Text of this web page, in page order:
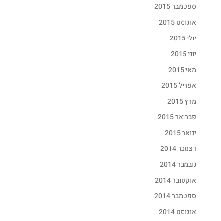
ספטמבר 2015
אוגוסט 2015
יולי 2015
יוני 2015
מאי 2015
אפריל 2015
מרץ 2015
פברואר 2015
ינואר 2015
דצמבר 2014
נובמבר 2014
אוקטובר 2014
ספטמבר 2014
אוגוסט 2014